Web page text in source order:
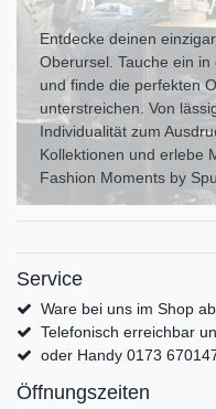
Entdecke deinen
Oberursel. Tauche ein
und finde die perfekten
unterstreichen. Von
Individualität zum Ausdr
Kollektionen und erlebe
Fashion Moments by
Service
Ware bei uns im Shop
Telefonisch erreichbar
oder Handy 0173
Öffnungszeiten